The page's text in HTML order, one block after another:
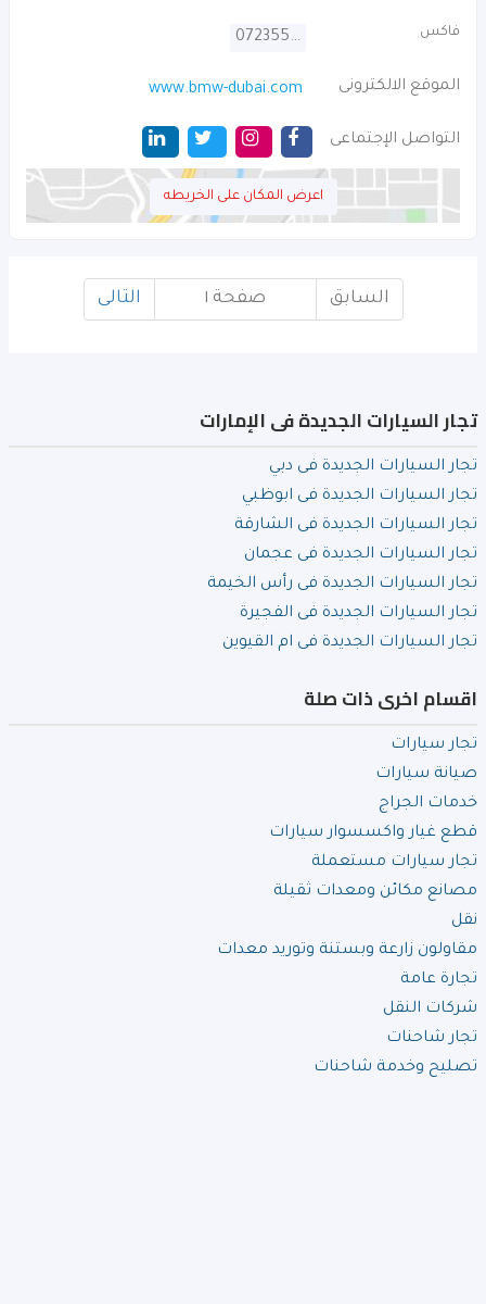
فاكس 072355757
الموقع الالكترونى www.bmw-dubai.com
التواصل الإجتماعى
اعرض المكان على الخريطه
السابق صفحة ١ التالى
تجار السيارات الجديدة فى الإمارات
تجار السيارات الجديدة فى دبي
تجار السيارات الجديدة فى ابوظبي
تجار السيارات الجديدة فى الشارقة
تجار السيارات الجديدة فى عجمان
تجار السيارات الجديدة فى رأس الخيمة
تجار السيارات الجديدة فى الفجيرة
تجار السيارات الجديدة فى ام القيوين
اقسام اخرى ذات صلة
تجار سيارات
صيانة سيارات
خدمات الجراج
قطع غيار واكسسوار سيارات
تجار سيارات مستعملة
مصانع مكائن ومعدات ثقيلة
نقل
مقاولون زارعة وبستنة وتوريد معدات
تجارة عامة
شركات النقل
تجار شاحنات
تصليح وخدمة شاحنات